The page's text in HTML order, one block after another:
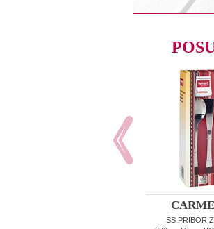
SS PRIBOR